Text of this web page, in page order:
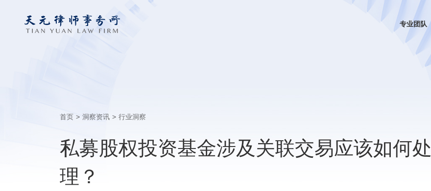
专业团队
首页 > 洞察资讯 > 行业洞察
私募股权投资基金涉及关联交易应该如何处
理？